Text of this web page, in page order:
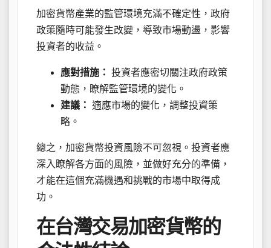
加密貨幣產業的監管環境充滿不確定性，政府
政策隨時可能發生改變，導致市場動盪，影響
投資者的收益。
應對措施： 投資者應密切關注政府政策
動態，瞭解監管環境的變化。
建議： 適應市場的變化，調整投資策
略。
總之，加密貨幣投資風險不可忽視。投資者應
深入瞭解各方面的風險，並做好充分的準備，
才能在這個充滿機遇和挑戰的市場中取得成
功。
在台灣交易加密貨幣的